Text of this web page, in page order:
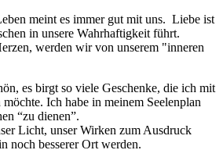
meint es immer gut mit uns. Liebe ist
in unsere Wahrhaftigkeit führt.
werden wir von unserem "inneren
es birgt so viele Geschenke, die ich mit
Ich habe in meinem Seelenplan
“zu dienen”.
Licht, unser Wirken zum Ausdruck
noch besserer Ort werden.